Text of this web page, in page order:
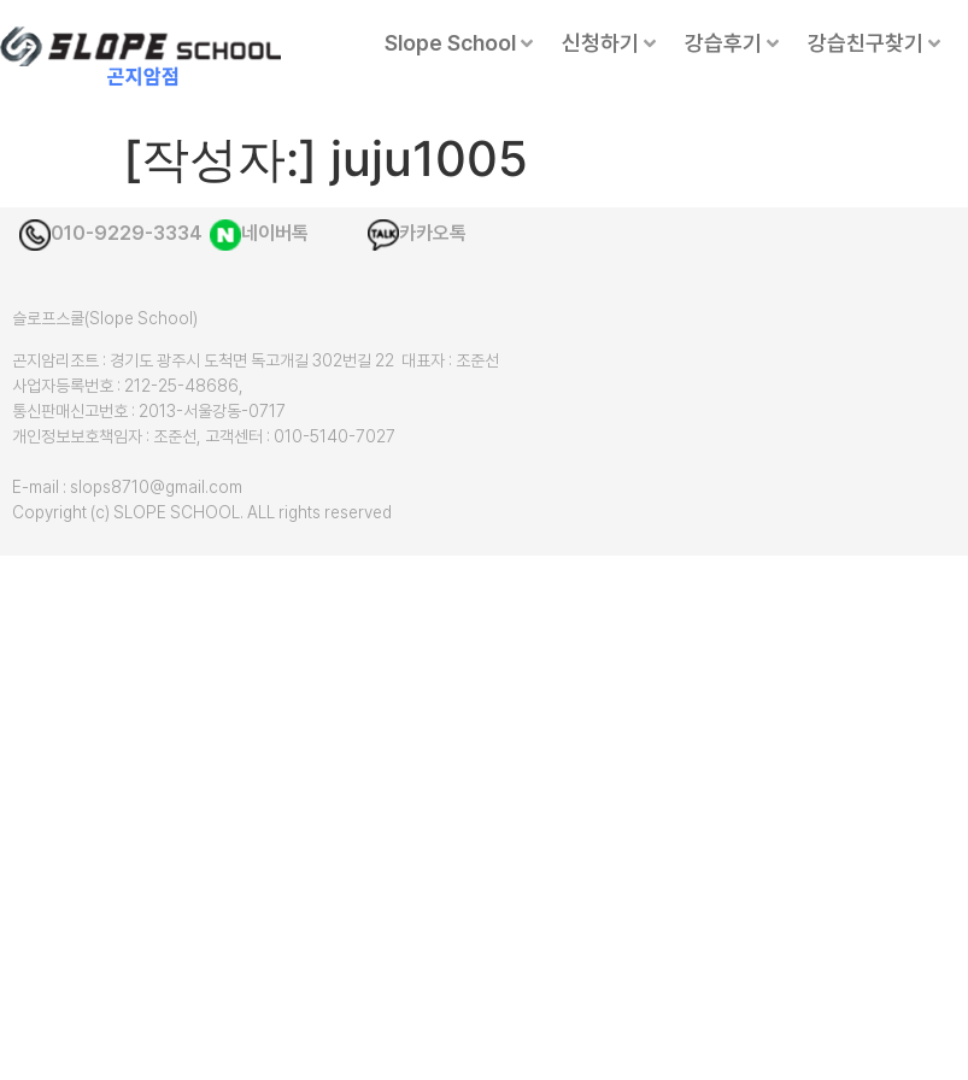
Slope School 신청하기 강습후기 강습친구찾기
[작성자:] juju1005
010-9229-3334 네이버톡 카카오톡
슬로프스쿨(Slope School)
곤지암리조트 : 경기도 광주시 도척면 독고개길 302번길 22 대표자 : 조준선
사업자등록번호 : 212-25-48686,
통신판매신고번호 : 2013-서울강동-0717
개인정보보호책임자 : 조준선, 고객센터 : 010-5140-7027
E-mail : slops8710@gmail.com
Copyright (c) SLOPE SCHOOL. ALL rights reserved